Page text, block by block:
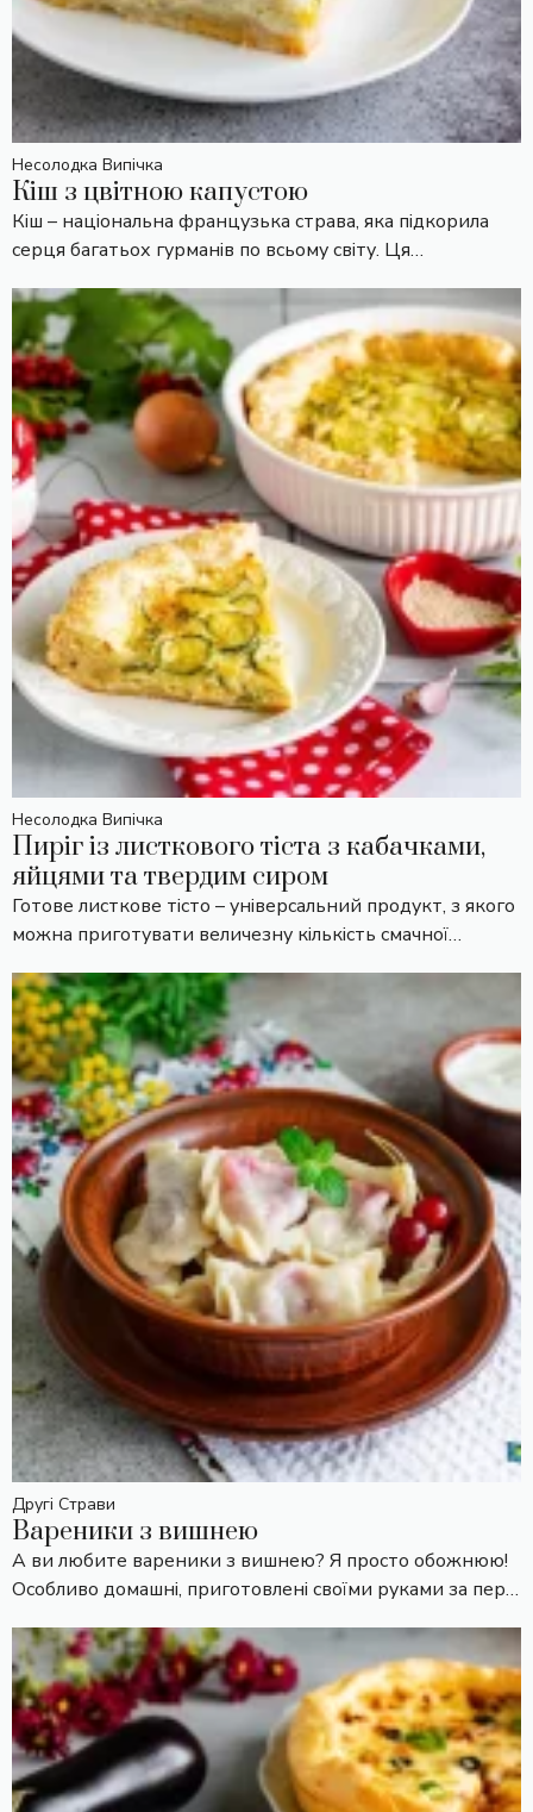
Несолодка Випічка
Кіш з цвітною капустою
Кіш – національна французька страва, яка підкорила
серця багатьох гурманів по всьому світу. Ця…
Несолодка Випічка
Пиріг із листкового тіста з кабачками,
яйцями та твердим сиром
Готове листкове тісто – універсальний продукт, з якого
можна приготувати величезну кількість смачної…
Другі Страви
Вареники з вишнею
А ви любите вареники з вишнею? Я просто обожнюю!
Особливо домашні, приготовлені своїми руками за пер…